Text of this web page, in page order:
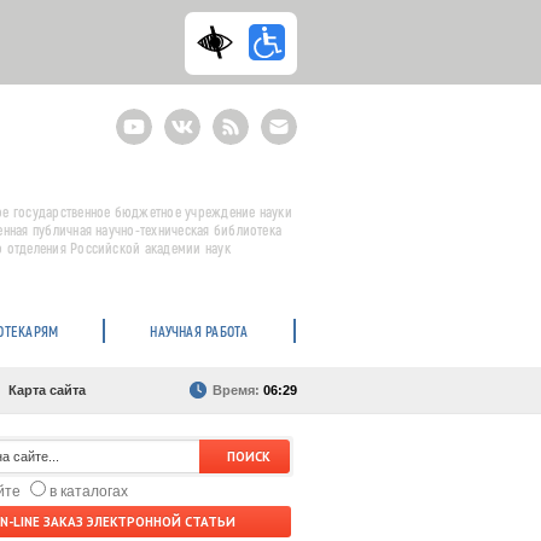
YoutubeВКонтактеRSS
E-
mail
подписка
государственное бюджетное учреждение науки
публичная научно-техническая библиотека
отделения Российской академии наук
НАУЧНАЯ РАБОТА
Карта сайта Время: 06:29
в каталогах
LINE ЗАКАЗ ЭЛЕКТРОННОЙ СТАТЬИ